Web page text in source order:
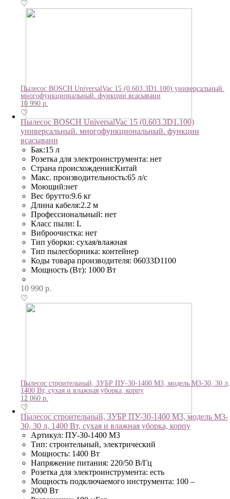
♡
Пылесос BOSCH UniversalVac 15 (0.603.3D1.100) универсальный.
многофункциональный. функции всасывани
10 990 р.
♡
Пылесос BOSCH UniversalVac 15 (0.603.3D1.100)
универсальный. многофункциональный. функции
всасывани
Бак:15 л
Розетка для электроинструмента: нет
Страна происхождения:Китай
Макс. производительность:65 л/с
Моющий:нет
Вес брутто:9.6 кг
Длина кабеля:2.2 м
Профессиональный: нет
Класс пыли: L
Виброочистка: нет
Тип уборки: сухая/влажная
Тип пылесборника: контейнер
Коды товара производителя: 06033D1100
Мощность (Вт): 1000 Вт
10 990 р.
♡
Пылесос строительный, ЗУБР ПУ-30-1400 М3, модель М3-30, 30 л,
1400 Вт, сухая и влажная уборка, корпу
12 060 р.
♡
Пылесос строительный, ЗУБР ПУ-30-1400 М3, модель М3-
30, 30 л, 1400 Вт, сухая и влажная уборка, корпу
Артикул: ПУ-30-1400 М3
Тип: строительный, электрический
Мощность: 1400 Вт
Напряжение питания: 220/50 В/Гц
Розетка для электроинструмента: есть
Мощность подключаемого инструмента: 100 –
2000 Вт